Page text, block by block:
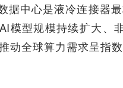
据中心是液冷连接器
模型规模持续扩大、
动全球算力需求呈指